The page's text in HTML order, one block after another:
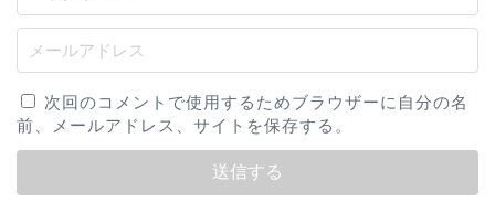
次回のコメントで使用するためブラウザーに自分の名
前、メールアドレス、サイトを保存する。